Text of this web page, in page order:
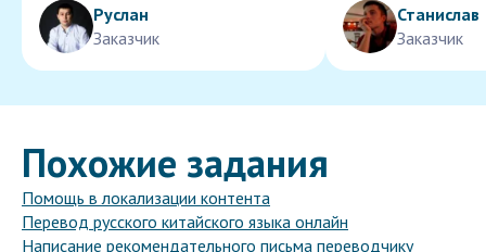
Руслан
Заказчик
Станислав
Заказчик
Похожие задания
Помощь в локализации контента
Перевод русского китайского языка онлайн
Написание рекомендательного письма переводчику